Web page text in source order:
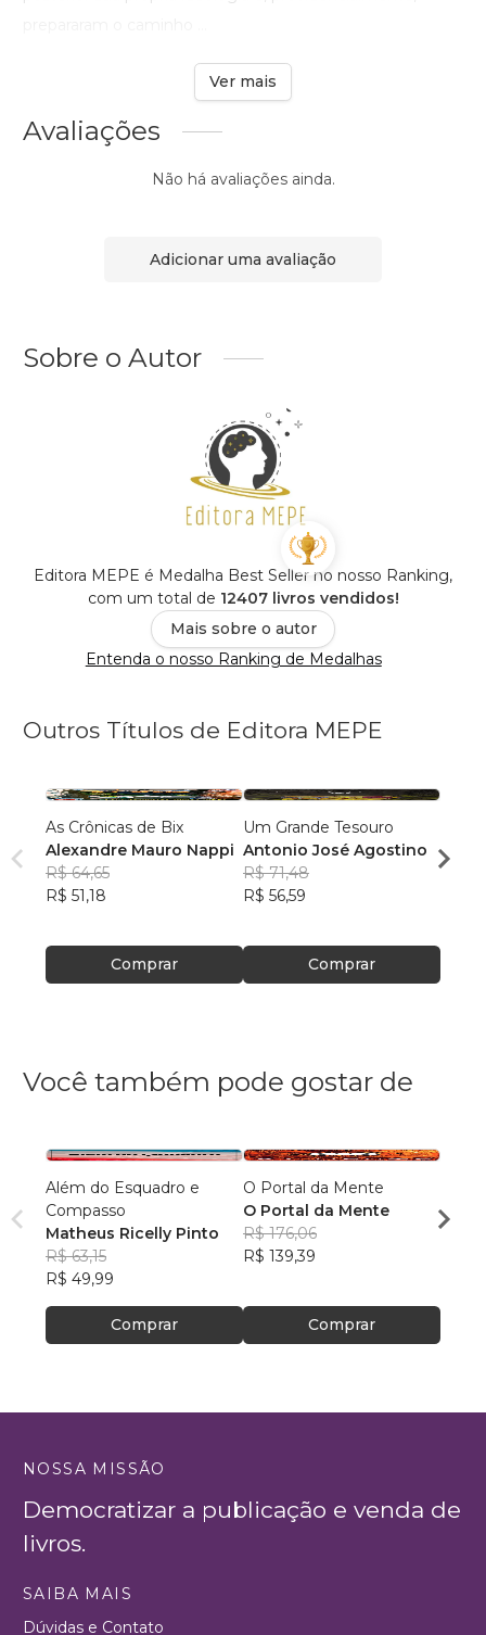
Ver mais
Avaliações
Não há avaliações ainda.
Adicionar uma avaliação
Sobre o Autor
Editora MEPE é Medalha Best Seller no nosso Ranking,
com um total de 12407 livros vendidos!
Mais sobre o autor
Entenda o nosso Ranking de Medalhas
Outros Títulos de Editora MEPE
As Crônicas de Bix
Alexandre Mauro Nappi
R$ 64,65
R$ 51,18
Comprar
Um Grande Tesouro
Antonio José Agostino
R$ 71,48
R$ 56,59
Comprar
R$
Você também pode gostar de
Além do Esquadro e
Compasso
Matheus Ricelly Pinto
R$ 63,15
R$ 49,99
Comprar
O Portal da Mente
O Portal da Mente
R$ 176,06
R$ 139,39
Comprar
NOSSA MISSÃO
Democratizar a publicação e venda de
livros.
SAIBA MAIS
Dúvidas e Contato